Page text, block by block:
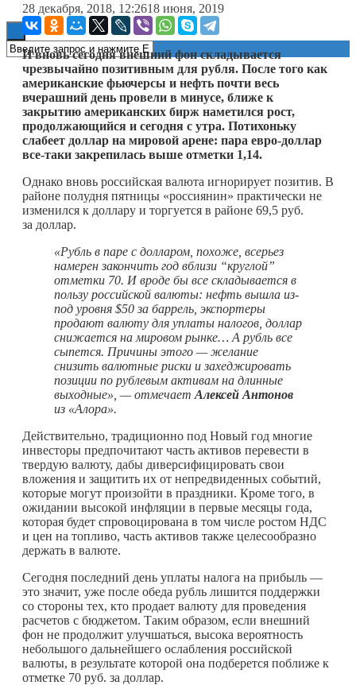
28 декабря, 2018, 12:2618 июня, 2019
И вновь сегодня внешний фон складывается
чрезвычайно позитивным для рубля. После того как
американские фьючерсы и нефть почти весь
вчерашний день провели в минусе, ближе к
закрытию американских бирж наметился рост,
продолжающийся и сегодня с утра. Потихоньку
слабеет доллар на мировой арене: пара евро-доллар
все-таки закрепилась выше отметки 1,14.
Однако вновь российская валюта игнорирует позитив. В
районе полудня пятницы «россиянин» практически не
изменился к доллару и торгуется в районе 69,5 руб.
за доллар.
«Рубль в паре с долларом, похоже, всерьез
намерен закончить год вблизи “круглой”
отметки 70. И вроде бы все складывается в
пользу российской валюты: нефть вышла из-
под уровня $50 за баррель, экспортеры
продают валюту для уплаты налогов, доллар
снижается на мировом рынке… А рубль все
сыпется. Причины этого — желание
снизить валютные риски и захеджировать
позиции по рублевым активам на длинные
выходные», — отмечает Алексей Антонов
из «Алора».
Действительно, традиционно под Новый год многие
инвесторы предпочитают часть активов перевести в
твердую валюту, дабы диверсифицировать свои
вложения и защитить их от непредвиденных событий,
которые могут произойти в праздники. Кроме того, в
ожидании высокой инфляции в первые месяцы года,
которая будет спровоцирована в том числе ростом НДС
и цен на топливо, часть активов также целесообразно
держать в валюте.
Сегодня последний день уплаты налога на прибыль —
это значит, уже после обеда рубль лишится поддержки
со стороны тех, кто продает валюту для проведения
расчетов с бюджетом. Таким образом, если внешний
фон не продолжит улучшаться, высока вероятность
небольшого дальнейшего ослабления российской
валюты, в результате которой она подберется поближе к
отметке 70 руб. за доллар.